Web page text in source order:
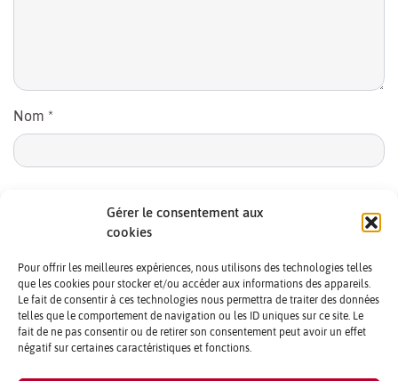
Gérer le consentement aux
cookies
Pour offrir les meilleures expériences, nous utilisons des technologies telles
que les cookies pour stocker et/ou accéder aux informations des appareils.
Le fait de consentir à ces technologies nous permettra de traiter des données
telles que le comportement de navigation ou les ID uniques sur ce site. Le
fait de ne pas consentir ou de retirer son consentement peut avoir un effet
négatif sur certaines caractéristiques et fonctions.
Nom *